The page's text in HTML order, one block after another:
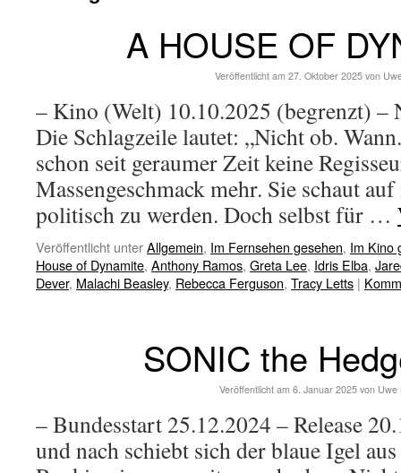
A HOUSE OF
Veröffentlicht am 27. Oktober 2025 von
– Kino (Welt) 10.10.2025 (begrenzt) –
Die Schlagzeile lautet: „Nicht ob.
schon seit geraumer Zeit keine
Massengeschmack mehr. Sie schaut
politisch zu werden. Doch selbst für …
Veröffentlicht unterAllgemein, Im Fernsehen gesehen, Im Kino
House of Dynamite, Anthony Ramos, Greta Lee, Idris Elba,
Dever, Malachi Beasley, Rebecca Ferguson, Tracy Letts |
SONIC the
Veröffentlicht am 6. Januar 2025 von Uwe
– Bundesstart 25.12.2024 – Release
und nach schiebt sich der blaue Igel